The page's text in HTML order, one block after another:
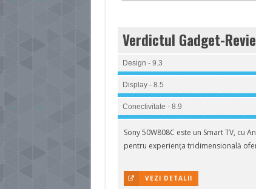
Verdictul Gadget-
Design - 9.3
Display - 8.5
Conectivitate - 8.9
Sony 50W808C este un Smart TV, cu
pentru experiența tridimensională
VEZI DETALII